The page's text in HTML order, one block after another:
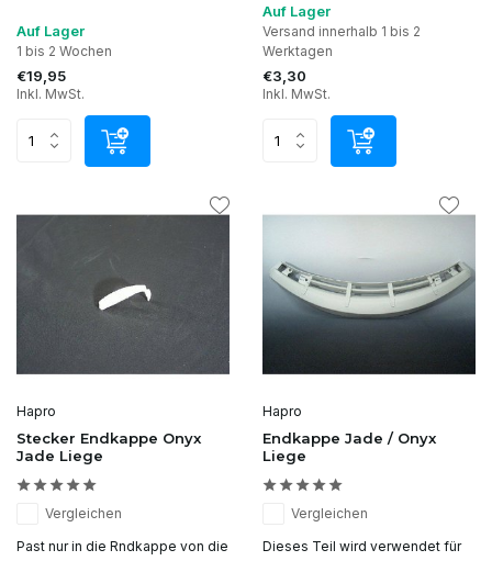
Auf Lager
1 bis 2 Wochen
€19,95
Inkl. MwSt.
Auf Lager
Versand innerhalb 1 bis 2
Werktagen
€3,30
Inkl. MwSt.
Hapro
Stecker Endkappe Onyx
Jade Liege
Vergleichen
Past nur in die Rndkappe von die
Hapro
Endkappe Jade / Onyx
Liege
Vergleichen
Dieses Teil wird verwendet für